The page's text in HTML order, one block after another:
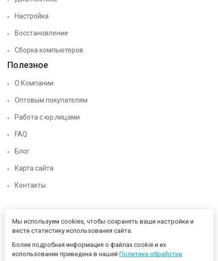
Настройка
Восстановление
Сборка компьютеров
Полезное
О Компании
Оптовым покупателям
Работа с юр.лицами
FAQ
Блог
Карта сайта
Контакты
Мы используем cookies, чтобы сохранять ваши настройки и
вести статистику использования сайта.
Более подробная информация о файлах cookie и их
использовании приведена в нашей Политике обработки